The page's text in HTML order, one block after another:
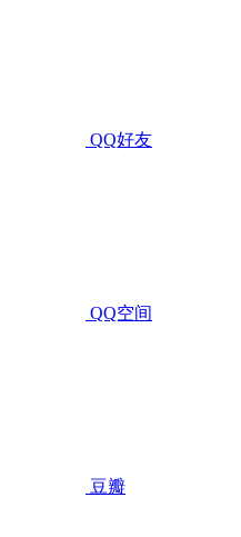
QQ好友
QQ空间
豆瓣